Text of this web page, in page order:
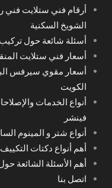
أرقام فني ستلايت
الشويخ السكنية
أسئلة شائعة حول
أسعار فني ستلايت
أسعار مقوي سيرفس
الكويت
أنواع الخدمات
فينشر
أنواع شتر و المينوم
أهم أنواع دكتات
أهم الأسئلة الشائعة
اتصل بنا